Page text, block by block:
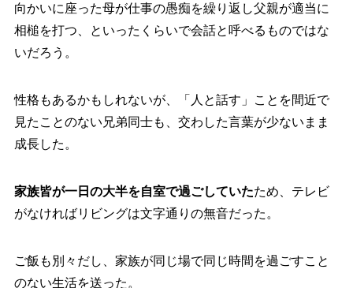
向かいに座った母が仕事の愚痴を繰り返し父親が適当に
相槌を打つ、といったくらいで会話と呼べるものではな
いだろう。
性格もあるかもしれないが、「人と話す」ことを間近で
見たことのない兄弟同士も、交わした言葉が少ないまま
成長した。
家族皆が一日の大半を自室で過ごしていたため、テレビ
がなければリビングは文字通りの無音だった。
ご飯も別々だし、家族が同じ場で同じ時間を過ごすこと
のない生活を送った。